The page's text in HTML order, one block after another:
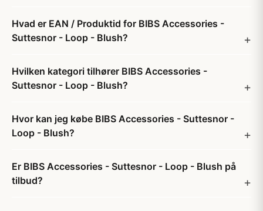
Hvad er EAN / Produktid for BIBS Accessories -
Suttesnor - Loop - Blush?
Hvilken kategori tilhører BIBS Accessories -
Suttesnor - Loop - Blush?
Hvor kan jeg købe BIBS Accessories - Suttesnor -
Loop - Blush?
Er BIBS Accessories - Suttesnor - Loop - Blush på
tilbud?